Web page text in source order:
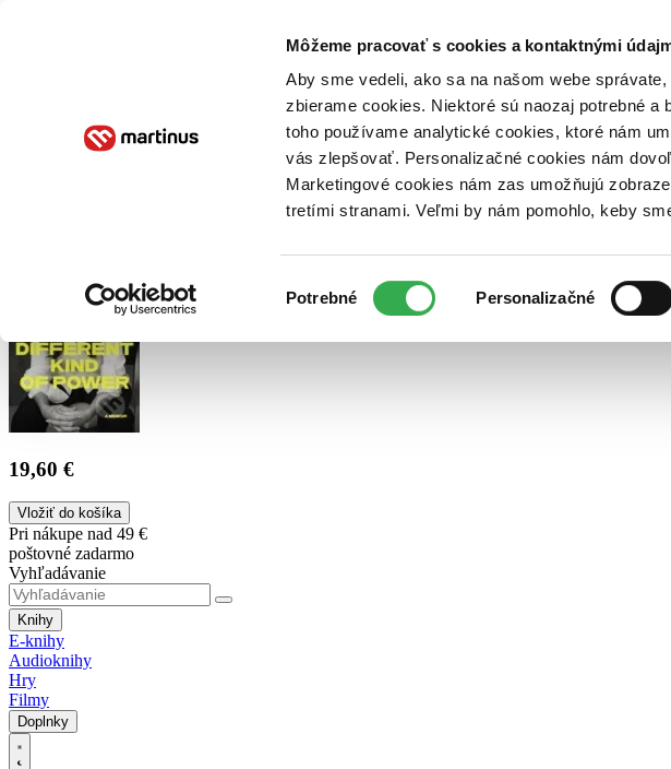
Môžeme pracovať s cookies a kontaktnými
Aby sme vedeli, ako sa na našom webe
zbierame cookies. Niektoré sú naozaj potrebné
toho používame analytické cookies, ktoré nám
vás zlepšovať. Personalizačné cookies nám
Marketingové cookies nám zas umožňujú
tretími stranami. Veľmi by nám pomohlo, keby
súhlasu
Potrebné Personalizačné
Poukážky Kontakt
19,60 €
Vložiť do košíka
Pri nákupe nad 49 €
poštovné zadarmo
Vyhľadávanie
Knihy
E-knihy
Audioknihy
Hry
Filmy
Doplnky